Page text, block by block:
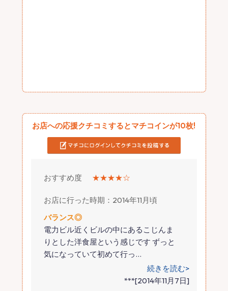
お店への応援クチコミするとマチコインが10枚!
おすすめ度 ★★★★☆
お店に行った時期：2014年11月頃
バランス◎
電力ビル近くビルの中にあるこじんま
りとした洋食屋という感じです ずっと
気になっていて初めて行っ…
続きを読む>
***[2014年11月7日]